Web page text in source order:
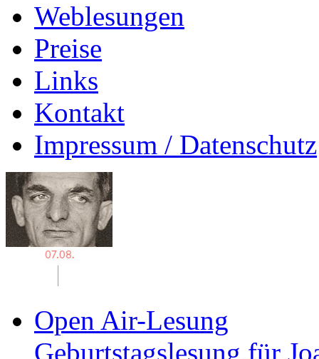
Weblesungen
Preise
Links
Kontakt
Impressum / Datenschutz
Open Air-Lesung
Geburtstagslesung für